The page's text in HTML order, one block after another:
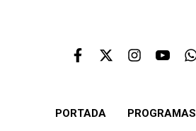
PORTADA PROGRAMAS